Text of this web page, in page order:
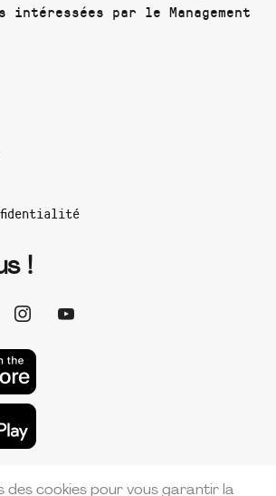
intéressées par le Management
!
des cookies pour vous garantir la